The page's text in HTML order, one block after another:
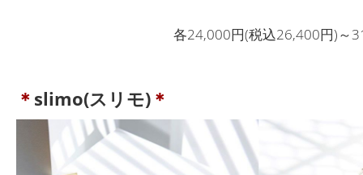
各24,000円(税込26,400円)～
＊ slimo(スリモ) ＊